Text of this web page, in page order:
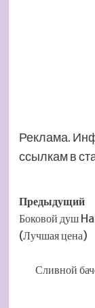
Реклама.
ссылкам в
записи
Предыдущий
Боковой душ
(Лучшая цена)
Сливной